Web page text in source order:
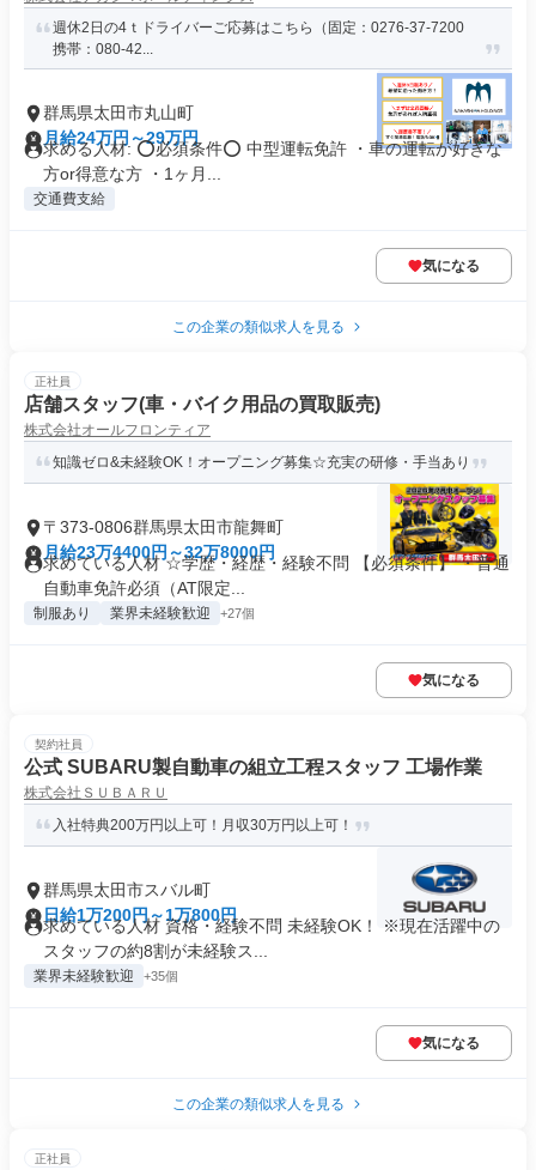
週休2日の4ｔドライバーご応募はこちら（固定：0276-37-7200
携帯：080-42...
群馬県太田市丸山町
月給24万円～29万円
求める人材: ⭕必須条件⭕ 中型運転免許 ・車の運転が好きな
方or得意な方 ・1ヶ月...
交通費支給
気になる
この企業の類似求人を見る
正社員
店舗スタッフ(車・バイク用品の買取販売)
株式会社オールフロンティア
知識ゼロ&未経験OK！オープニング募集☆充実の研修・手当あり
〒373-0806群馬県太田市龍舞町
月給23万4400円～32万8000円
求めている人材 ☆学歴・経歴・経験不問 【必須条件】 ・普通
自動車免許必須（AT限定...
制服あり 業界未経験歓迎 +27個
気になる
契約社員
公式 SUBARU製自動車の組立工程スタッフ 工場作業
株式会社ＳＵＢＡＲＵ
入社特典200万円以上可！月収30万円以上可！
群馬県太田市スバル町
日給1万200円～1万800円
求めている人材 資格・経験不問 未経験OK！ ※現在活躍中の
スタッフの約8割が未経験ス...
業界未経験歓迎 +35個
気になる
この企業の類似求人を見る
正社員